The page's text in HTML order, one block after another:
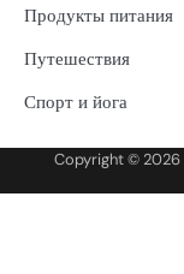
Продукты питания
Путешествия
Спорт и йога
Copyright © 2026